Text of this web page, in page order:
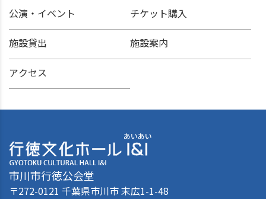
公演・イベント チケット購入
施設貸出 施設案内
アクセス
市川市行徳公会堂
〒272-0121 千葉県市川市 末広1-1-48